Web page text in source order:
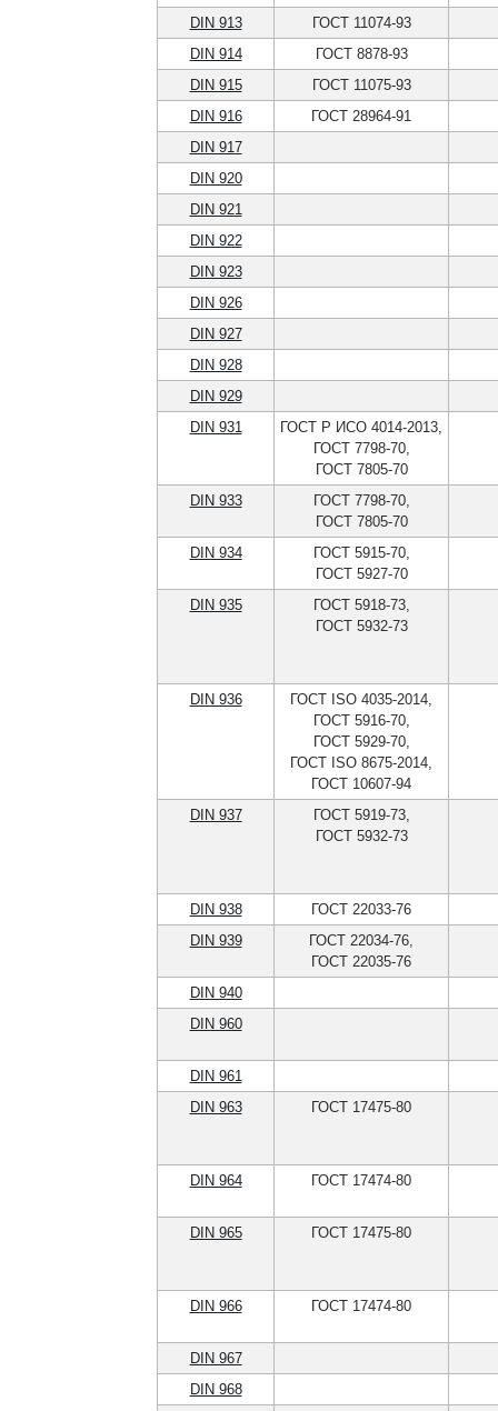
DIN 913
ГОСТ 11074-93
DIN 914
ГОСТ 8878-93
DIN 915
ГОСТ 11075-93
DIN 916
ГОСТ 28964-91
DIN 917
DIN 920
DIN 921
DIN 922
DIN 923
DIN 926
DIN 927
DIN 928
DIN 929
DIN 931
ГОСТ Р ИСО 4014-2013,
ГОСТ 7798-70,
ГОСТ 7805-70
DIN 933
ГОСТ 7798-70,
ГОСТ 7805-70
DIN 934
ГОСТ 5915-70,
ГОСТ 5927-70
DIN 935
ГОСТ 5918-73,
ГОСТ 5932-73
DIN 936
ГОСТ ISO 4035-2014,
ГОСТ 5916-70,
ГОСТ 5929-70,
ГОСТ ISO 8675-2014,
ГОСТ 10607-94
DIN 937
ГОСТ 5919-73,
ГОСТ 5932-73
DIN 938
ГОСТ 22033-76
DIN 939
ГОСТ 22034-76,
ГОСТ 22035-76
DIN 940
DIN 960
DIN 961
DIN 963
ГОСТ 17475-80
DIN 964 ГОСТ 17474-80
DIN 965
ГОСТ 17475-80
DIN 966 ГОСТ 17474-80
DIN 967
DIN 968